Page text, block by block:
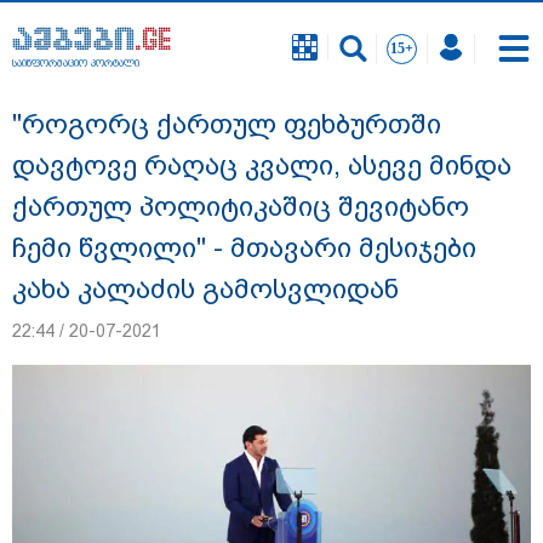
საინფორმაციო პორტალი
გიგა ავალიანის საქმეზე ნია იმნაძეს და
ანასტასია ბერუაშვილს ბრალდება
საინფორმაციო პორტალი
"როგორც ქართულ ფეხბურთში
დავტოვე რაღაც კვალი, ასევე მინდა
ქართულ პოლიტიკაშიც შევიტანო
ჩემი წვლილი" - მთავარი მესიჯები
კახა კალაძის გამოსვლიდან
22:44 / 20-07-2021